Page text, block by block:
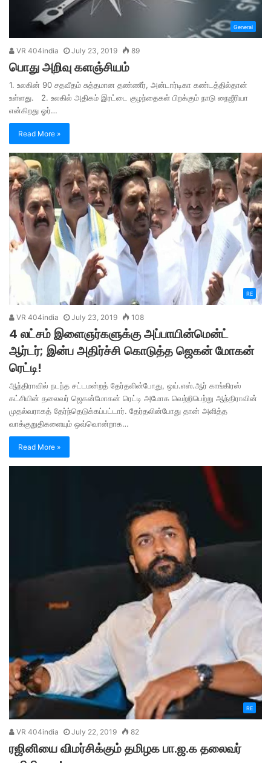
General
VR 404india July 23, 2019 89
பொது அறிவு களஞ்சியம்
1. உலகின் 90 சதவீதம் சுத்தமான தண்ணீர், அன்டார்டிகா கண்டத்தில்தான்
உள்ளது. 2. உலகில் அதிகம் இரட்டை குழந்தைகள் பிறக்கும் நாடு நைஜீரியா
என்கிறது ஓர்…
Read More »
RE
VR 404india July 23, 2019 108
4 லட்சம் இளைஞர்களுக்கு அப்பாயின்மென்ட்
ஆர்டர்; இன்ப அதிர்ச்சி கொடுத்த ஜெகன் மோகன்
ரெட்டி!
ஆந்திராவில் நடந்த சட்டமன்றத் தேர்தலின்போது, ஒய்.எஸ்.ஆர் காங்கிரஸ்
கட்சியின் தலைவர் ஜெகன்மோகன் ரெட்டி அமோக வெற்றிபெற்று ஆந்திராவின்
முதல்வராகத் தேர்ந்தெடுக்கப்பட்டார். தேர்தலின்போது தான் அளித்த
வாக்குறுதிகளையும் ஒவ்வொன்றாக…
Read More »
RE
VR 404india July 22, 2019 82
ரஜினியை விமர்சிக்கும் தமிழக பா.ஜ.க தலைவர்